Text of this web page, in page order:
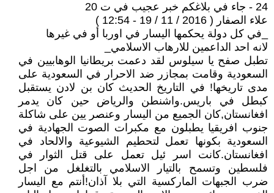
24 - جاء في بلاغكم خبر عجيب في ت 20
علاء الصفار ( 2016 / 11 / 19 - 12:54 )
_في كل دولة يحكمها اليسار في اوربا أو في غيرها
لانه احد الداعمين للارهاب الاسلامي_
تطبل صفح يا سيلوس لقد دعمت بريطانيا الوهابيين في
السعودية وقامت بمجازر ضد الاحرار في السعودية على
مدى تاريخها! في التاريخ الحديث كان بن لادن يستقبل
كبطل في باريس.واشنطن والرياض حين كان يدمر
افغانستان,كان الجميع من اليسار وعنصر يين على شاكلة
جنوب افريقيا يطبلون مع مكبرات الصوت الجهادية في
السعودية بكونها تعمل لتحطيم الشيوعية والالحاد في
افغانستان.كانت اسر ئيل تعمل على قتل الثوار في
فلسطين وتسمح بالتيار الاسلامي بالتغلغل من اجل
ضرب الجبهات الماركسية التي بلا آذان!أنتم مع اليسار